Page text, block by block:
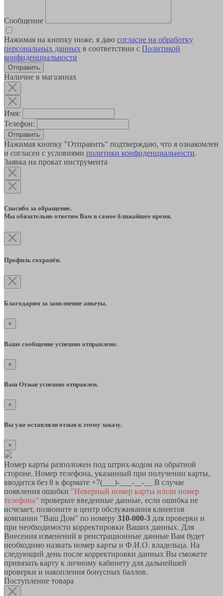
Сообщение
Нажимая на кнопку ниже, я даю согласие на обработку
персональных данных в соответствии с Политикой
конфиденциальности
Наличие в магазинах
Имя:
Телефон:
Отправить
Нажимая кнопку "Отправить" подтверждаю, что я ознакомлен
и согласен с условиями политики конфиденциальности.
Заявка на прокат инструмента
Спасибо за обращение.
Мы обязательно ответим Вам в самое ближайшее время.
Профиль сохранён.
Благодарим за заполнение анкеты.
×
Ваше сообщение успешно отправлено.
×
Ваш Отзыв успешно отправлен.
×
Вы уже оставляли отзыв к этому заказу.
×
Номер карты разположен под штрих-кодом на обратной
стороне. Номер телефона, указанный при получении карты,
вводится без 8 в формате +7(___)-___-__-__ В случае
появления ошибки "Неверный номер карты и/или номер
телефона" проверьте введенные данные, если ошибка не
исчезает, позвоните в центр обслуживания клиентов
компании "Ваш Дом" по номеру 310-000-3 для проверки и
при необходимости корректировки Ваших данных. Для
Внесения изменений в реистрационные данные Вам будет
необходимо назвать номер карты и Ф.И.О. владельца. На
следующий день после корректировки данных Вы сможете
привязать карту к личному кабинету для дальнейшей
проверки и накопления бонусных баллов.
Поступление товара